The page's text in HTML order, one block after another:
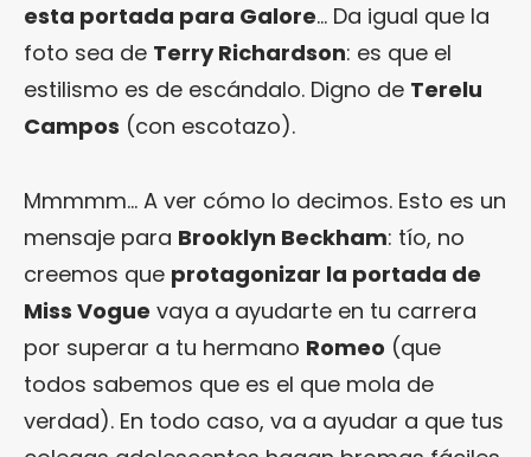
esta portada para Galore… Da igual que la
foto sea de Terry Richardson: es que el
estilismo es de escándalo. Digno de Terelu
Campos (con escotazo).
Mmmmm… A ver cómo lo decimos. Esto es un
mensaje para Brooklyn Beckham: tío, no
creemos que protagonizar la portada de
Miss Vogue vaya a ayudarte en tu carrera
por superar a tu hermano Romeo (que
todos sabemos que es el que mola de
verdad). En todo caso, va a ayudar a que tus